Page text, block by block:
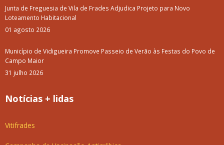
Junta de Freguesia de Vila de Frades Adjudica Projeto para Novo
Loteamento Habitacional
01 agosto 2026
Município de Vidigueira Promove Passeio de Verão às Festas do Povo de
Campo Maior
31 julho 2026
Notícias + lidas
Vitifrades